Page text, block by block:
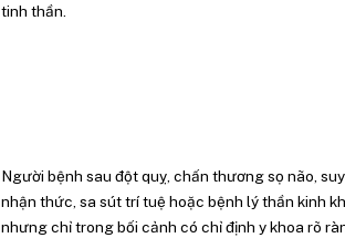
tinh thần.
Người bệnh sau đột quỵ, chấn thương sọ não,
nhận thức, sa sút trí tuệ hoặc bệnh lý thần kinh
nhưng chỉ trong bối cảnh có chỉ định y khoa rõ